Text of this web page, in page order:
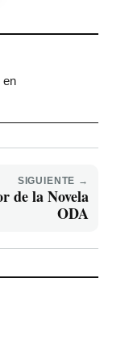
en
SIGUIENTE →
de la Novela
ODA